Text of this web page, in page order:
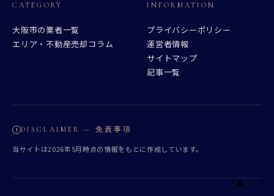
CATEGORY
大阪市の業者一覧
エリア・不動産売却コラム
INFORMATION
プライバシーポリシー
運営者情報
サイトマップ
記事一覧
DISCLAIMER — 免責事項
当サイトは2026年5月時点の情報をもとに作成しています。
▲